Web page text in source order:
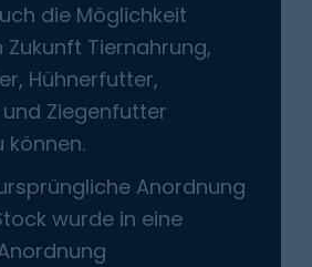
die Möglichkeit
Zukunft Tiernahrung,
Hühnerfutter,
Ziegenfutter
können.
Anordnung
wurde in eine